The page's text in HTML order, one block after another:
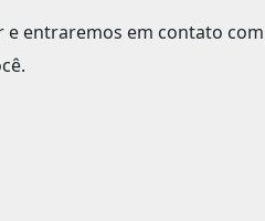
entraremos em contato com